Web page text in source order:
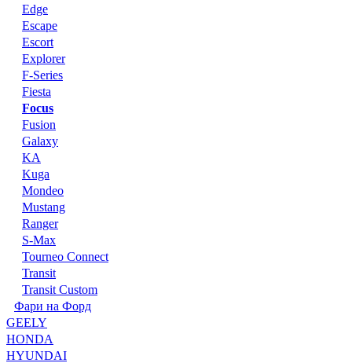
Edge
Escape
Escort
Explorer
F-Series
Fiesta
Focus
Fusion
Galaxy
KA
Kuga
Mondeo
Mustang
Ranger
S-Max
Tourneo Connect
Transit
Transit Custom
Фари на Форд
GEELY
HONDA
HYUNDAI